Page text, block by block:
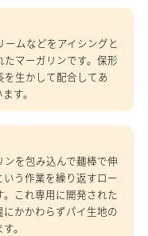
ムなどをアイシングと
マーガリンです。保形
生かして配合してあ
す。
を包み込んで麺棒で伸
う作業を繰り返すロー
これ専用に開発された
かかわらずパイ生地の
。